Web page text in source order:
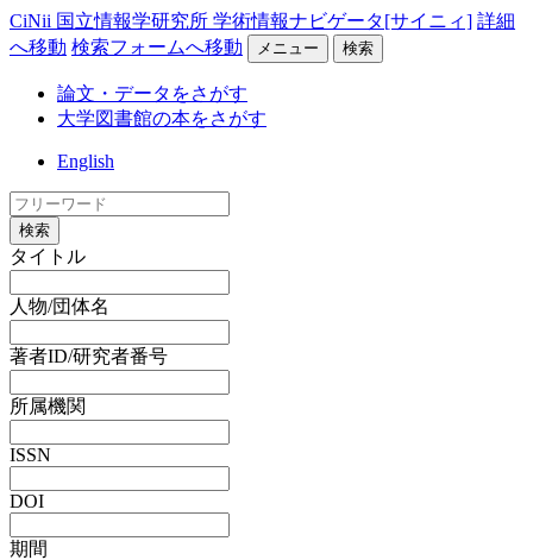
CiNii 国立情報学研究所 学術情報ナビゲータ[サイニィ] 詳細
へ移動 検索フォームへ移動 メニュー 検索
論文・データをさがす
大学図書館の本をさがす
English
検索
タイトル
人物/団体名
著者ID/研究者番号
所属機関
ISSN
DOI
期間